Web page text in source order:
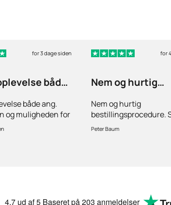
for 3 dage siden
både
både ang.
og muligheden for
hvis der er
levering.
for
Nem og hurtig
Nem og hurtig
bestillingsprocedure.
lægefaglig vurdering
Peter Baum
4.7ud af 5 Baseret på203 anmeldelser